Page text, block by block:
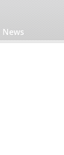
News